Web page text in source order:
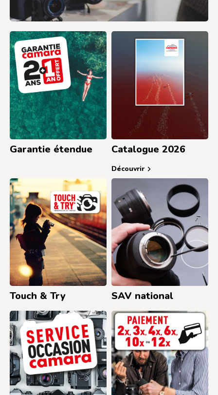
Garantie étendue Catalogue 2026
Touch & Try SAV national
Occasions Facilités de
paiement